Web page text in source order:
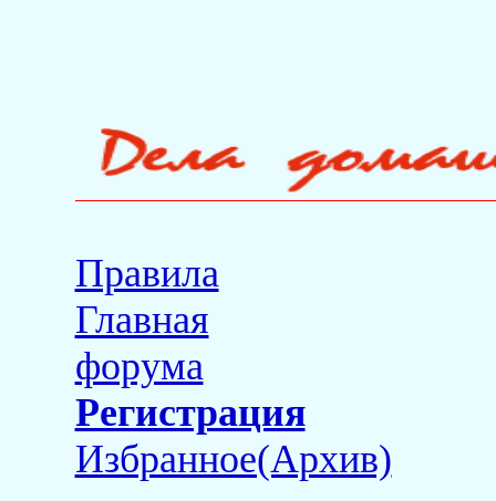
Правила
Главная
форума
Регистрация
Избранное(Архив)